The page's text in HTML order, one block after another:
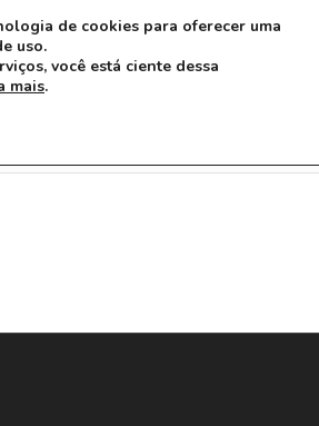
de cookies para oferecer uma
uso.
você está ciente dessa
mais.